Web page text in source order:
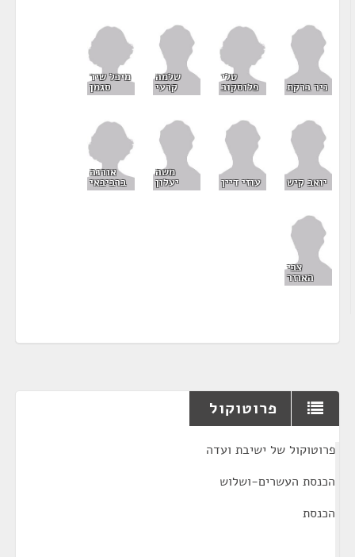
ניר ברקת
טלי
פלוסקוב
שלמה
קרעי
מיכל שיר
סגמן
יואב קיש עוזי דיין
משה
יעלון
אורנה
ברביבאי
צבי
האוזר
פרוטוקול
פרוטוקול של ישיבת ועדה
הכנסת העשרים-ושלוש
הכנסת